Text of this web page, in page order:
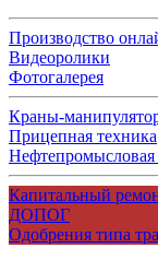
Производство
Видеоролики
Фотогалерея
Краны-
Прицепная техника
Нефтепромысловая
Капитальный
ДОПОГ
Одобрения типа